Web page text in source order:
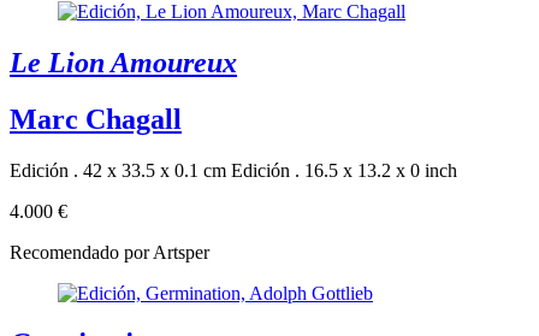
Le Lion Amoureux
Marc Chagall
Edición . 42 x 33.5 x 0.1 cm Edición . 16.5 x 13.2 x 0 inch
4.000 €
Recomendado por Artsper